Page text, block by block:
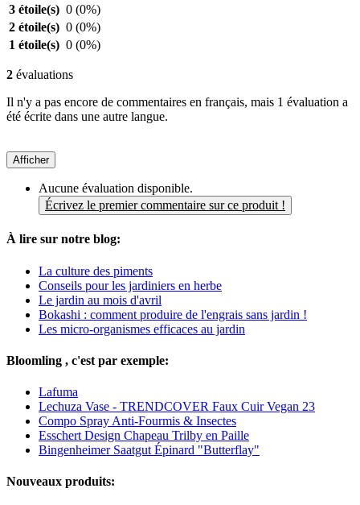
3 étoile(s) 0 (0%)
2 étoile(s) 0 (0%)
1 étoile(s) 0 (0%)
2 évaluations
Il n'y a pas encore de commentaires en français, mais 1 évaluation a
été écrite dans une autre langue.
Afficher
Aucune évaluation disponible.
Écrivez le premier commentaire sur ce produit !
À lire sur notre blog:
La culture des piments
Conseils pour les jardiniers en herbe
Le jardin au mois d'avril
Bokashi : comment produire de l'engrais sans jardin !
Les micro-organismes efficaces au jardin
Bloomling , c'est par exemple:
Lafuma
Lechuza Vase - TRENDCOVER Faux Cuir Vegan 23
Compo Spray Anti-Fourmis & Insectes
Esschert Design Chapeau Trilby en Paille
Bingenheimer Saatgut Épinard "Butterflay"
Nouveaux produits: